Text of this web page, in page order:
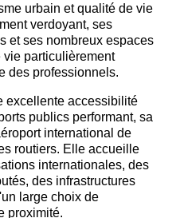
urbain et qualité de vie
verdoyant, ses
et ses nombreux espaces
vie particulièrement
des professionnels.
excellente accessibilité
publics performant, sa
international de
routiers. Elle accueille
internationales, des
des infrastructures
large choix de
proximité.